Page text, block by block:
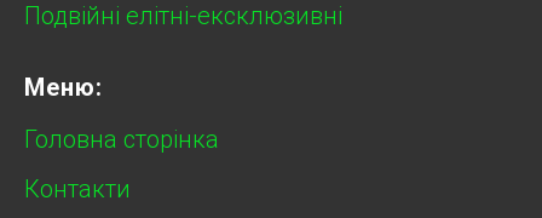
Подвійні елітні-ексклюзивні
Меню:
Головна сторінка
Контакти